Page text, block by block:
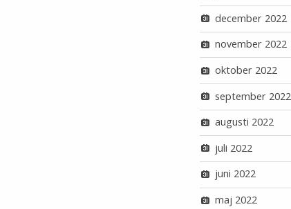
december 2022
november 2022
oktober 2022
september 2022
augusti 2022
juli 2022
juni 2022
maj 2022